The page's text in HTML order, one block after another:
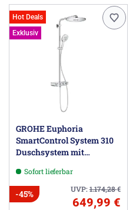
Hot Deals
Exklusiv
GROHE Euphoria
SmartControl System 310
Duschsystem mit
Wandmontage
Sofort lieferbar
UVP:1.174,28€
-45%
649,99 €